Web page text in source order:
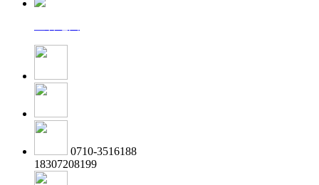
0710-3516188
18307208199